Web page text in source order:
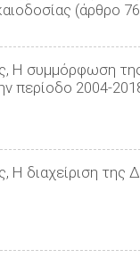
(άρθρο
Η συμμόρφωση της
περίοδο 2004-
Η διαχείριση της